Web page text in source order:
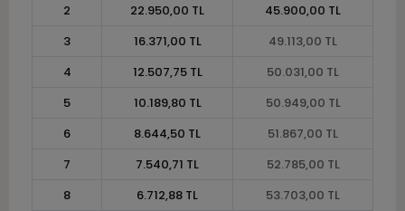
2
22.950,00 TL
45.900,00 TL
3
16.371,00 TL
49.113,00 TL
4
12.507,75 TL
50.031,00 TL
5
10.189,80 TL
50.949,00 TL
6
8.644,50 TL
51.867,00 TL
7
7.540,71 TL
52.785,00 TL
8
6.712,88 TL
53.703,00 TL